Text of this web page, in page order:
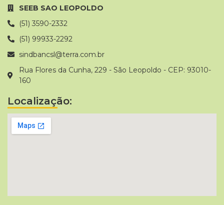
SEEB SAO LEOPOLDO
(51) 3590-2332
(51) 99933-2292
sindbancsl@terra.com.br
Rua Flores da Cunha, 229 - São Leopoldo - CEP: 93010-
160
Localização: